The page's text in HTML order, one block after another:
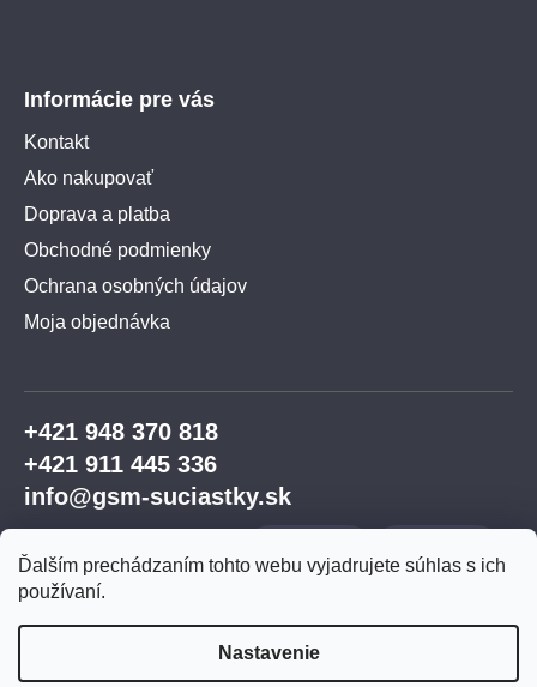
Ďalším prechádzaním tohto webu vyjadrujete súhlas s ich
používaní.
Nastavenie
Informácie pre vás
Kontakt
Ako nakupovať
Doprava a platba
Obchodné podmienky
Ochrana osobných údajov
Moja objednávka
+421 948 370 818
+421 911 445 336
info@gsm-suciastky.sk